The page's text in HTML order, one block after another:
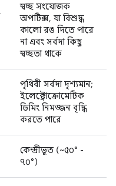
স্বচ্ছ সংযোজক
অপটিক্স, যা বিশুদ্ধ
কালো রঙ দিতে পারে
না এবং সর্বদা কিছু
স্বচ্ছতা থাকে
পৃথিবী সর্বদা দৃশ্যমান;
ইলেক্ট্রোক্রোমেটিক
ডিমিং নিমজ্জন বৃদ্ধি
করতে পারে
কেন্দ্রীভূত (~৫০° -
৭০°)